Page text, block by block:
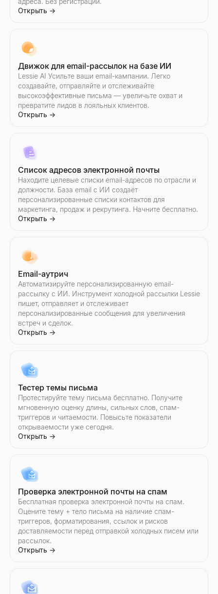
Открыть →
Движок для email-рассылок на базе ИИ
Lessie AI Усильте ваши email-кампании. Легко
создавайте, отправляйте и отслеживайте
высокоэффективные письма — увеличьте охват и
превратите лидов в лояльных клиентов.
Открыть →
Список адресов электронной почты
Находите целевые списки email-адресов по отрасли и
должности. База email с ИИ создаёт
персонализированные списки контактов для
маркетинга, продаж и рекрутинга. Начните бесплатно.
Открыть →
Email-аутрич
Автоматизируйте персонализированную email-
рассылку с ИИ. Инструмент холодной рассылки Lessie
пишет, отправляет и отслеживает
персонализированные сообщения для увеличения
встреч и сделок.
Открыть →
Тестер темы письма
Протестируйте тему письма бесплатно. Получите
мгновенную оценку длины, сильных слов, спам-
триггеров и читаемости. Повысьте показатели
открываемости уже сегодня.
Открыть →
Проверка электронной почты на спам
Бесплатная проверка электронной почты на спам.
Оцените тему + тело письма на наличие спам-
триггеров, форматирования, ссылок и рисков
доставляемости перед отправкой холодных писем или
рассылок.
Открыть →